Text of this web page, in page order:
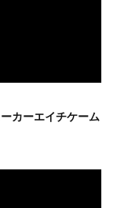
カーエイチケーム